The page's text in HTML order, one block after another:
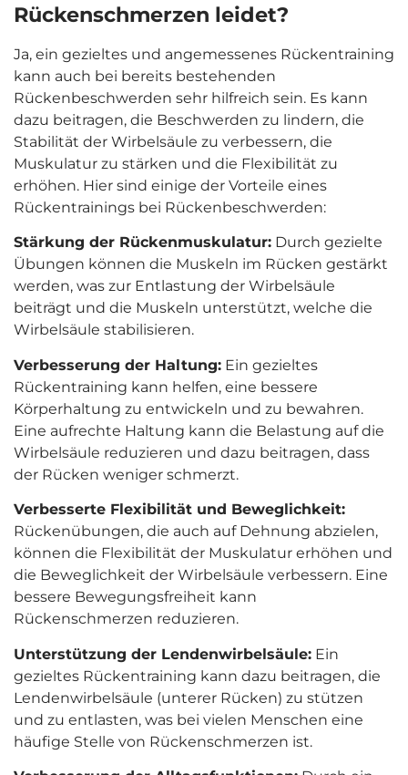
Rückenschmerzen leidet?
Ja, ein gezieltes und angemessenes Rückentraining
kann auch bei bereits bestehenden
Rückenbeschwerden sehr hilfreich sein. Es kann
dazu beitragen, die Beschwerden zu lindern, die
Stabilität der Wirbelsäule zu verbessern, die
Muskulatur zu stärken und die Flexibilität zu
erhöhen. Hier sind einige der Vorteile eines
Rückentrainings bei Rückenbeschwerden:
Stärkung der Rückenmuskulatur: Durch gezielte
Übungen können die Muskeln im Rücken gestärkt
werden, was zur Entlastung der Wirbelsäule
beiträgt und die Muskeln unterstützt, welche die
Wirbelsäule stabilisieren.
Verbesserung der Haltung: Ein gezieltes
Rückentraining kann helfen, eine bessere
Körperhaltung zu entwickeln und zu bewahren.
Eine aufrechte Haltung kann die Belastung auf die
Wirbelsäule reduzieren und dazu beitragen, dass
der Rücken weniger schmerzt.
Verbesserte Flexibilität und Beweglichkeit:
Rückenübungen, die auch auf Dehnung abzielen,
können die Flexibilität der Muskulatur erhöhen und
die Beweglichkeit der Wirbelsäule verbessern. Eine
bessere Bewegungsfreiheit kann
Rückenschmerzen reduzieren.
Unterstützung der Lendenwirbelsäule: Ein
gezieltes Rückentraining kann dazu beitragen, die
Lendenwirbelsäule (unterer Rücken) zu stützen
und zu entlasten, was bei vielen Menschen eine
häufige Stelle von Rückenschmerzen ist.